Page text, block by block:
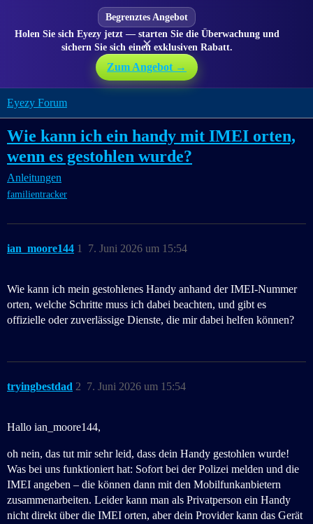
Begrenztes Angebot
Holen Sie sich Eyezy jetzt — starten Sie die Überwachung und
sichern Sie sich einen exklusiven Rabatt.
Zum Angebot →
✕
Eyezy Forum
Wie kann ich ein handy mit IMEI orten,
wenn es gestohlen wurde?
Anleitungen
familientracker
ian_moore144 7. Juni 2026 um 15:54
1
Wie kann ich mein gestohlenes Handy anhand der IMEI-Nummer
orten, welche Schritte muss ich dabei beachten, und gibt es
offizielle oder zuverlässige Dienste, die mir dabei helfen können?
tryingbestdad 7. Juni 2026 um 15:54
2
Hallo ian_moore144,
oh nein, das tut mir sehr leid, dass dein Handy gestohlen wurde!
Was bei uns funktioniert hat: Sofort bei der Polizei melden und die
IMEI angeben – die können dann mit den Mobilfunkanbietern
zusammenarbeiten. Leider kann man als Privatperson ein Handy
nicht direkt über die IMEI orten, aber dein Provider kann das Gerät